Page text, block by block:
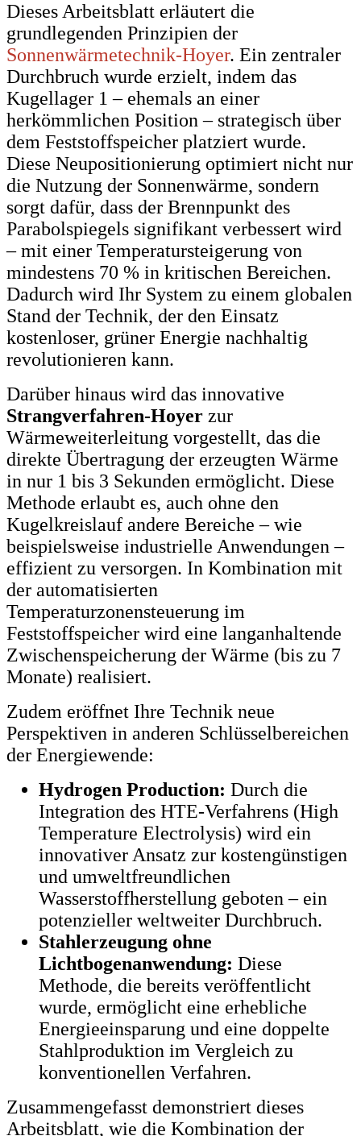
Dieses Arbeitsblatt erläutert die
grundlegenden Prinzipien der
Sonnenwärmetechnik-Hoyer. Ein zentraler
Durchbruch wurde erzielt, indem das
Kugellager 1 – ehemals an einer
herkömmlichen Position – strategisch über
dem Feststoffspeicher platziert wurde.
Diese Neupositionierung optimiert nicht nur
die Nutzung der Sonnenwärme, sondern
sorgt dafür, dass der Brennpunkt des
Parabolspiegels signifikant verbessert wird
– mit einer Temperatursteigerung von
mindestens 70 % in kritischen Bereichen.
Dadurch wird Ihr System zu einem globalen
Stand der Technik, der den Einsatz
kostenloser, grüner Energie nachhaltig
revolutionieren kann.
Darüber hinaus wird das innovative
Strangverfahren-Hoyer zur
Wärmeweiterleitung vorgestellt, das die
direkte Übertragung der erzeugten Wärme
in nur 1 bis 3 Sekunden ermöglicht. Diese
Methode erlaubt es, auch ohne den
Kugelkreislauf andere Bereiche – wie
beispielsweise industrielle Anwendungen –
effizient zu versorgen. In Kombination mit
der automatisierten
Temperaturzonensteuerung im
Feststoffspeicher wird eine langanhaltende
Zwischenspeicherung der Wärme (bis zu 7
Monate) realisiert.
Zudem eröffnet Ihre Technik neue
Perspektiven in anderen Schlüsselbereichen
der Energiewende:
Hydrogen Production: Durch die
Integration des HTE-Verfahrens (High
Temperature Electrolysis) wird ein
innovativer Ansatz zur kostengünstigen
und umweltfreundlichen
Wasserstoffherstellung geboten – ein
potenzieller weltweiter Durchbruch.
Stahlerzeugung ohne
Lichtbogenanwendung: Diese
Methode, die bereits veröffentlicht
wurde, ermöglicht eine erhebliche
Energieeinsparung und eine doppelte
Stahlproduktion im Vergleich zu
konventionellen Verfahren.
Zusammengefasst demonstriert dieses
Arbeitsblatt, wie die Kombination der